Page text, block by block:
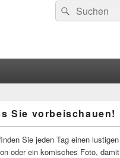
Suchen
nach:
Suchen
Sie vorbeischauen!
Sie jeden Tag einen lustigen
oder ein komisches Foto, damit